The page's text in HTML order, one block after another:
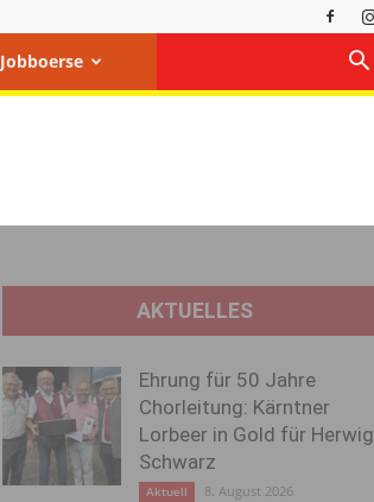
Jobboerse
AKTUELLES
Ehrung für 50 Jahre
Chorleitung: Kärntner
Lorbeer in Gold für Herwig
Schwarz
Aktuell 8. August 2026